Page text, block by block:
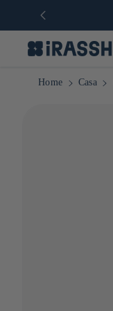
Home Casa